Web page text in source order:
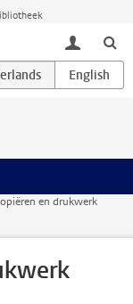
toggle
en drukwerk